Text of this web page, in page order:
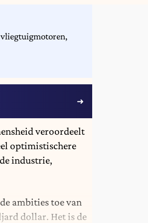
vliegtuigmotoren,
veroordeelt
optimistischere
industrie,
ambities toe van
dollar. Het is de